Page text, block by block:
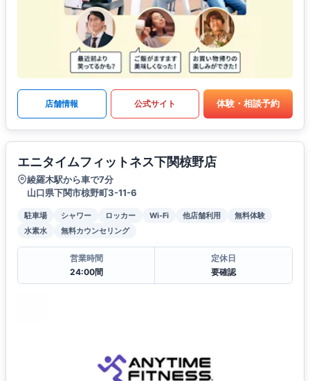
店舗情報 公式サイト 体験・相談予約
エニタイムフィットネス下関椋野店
綾羅木駅から車で7分
山口県下関市椋野町3-11-6
駐車場 シャワー ロッカー Wi-Fi 他店舗利用
無料体験
水素水
無料カウンセリング
営業時間
24:00間
定休日
要確認